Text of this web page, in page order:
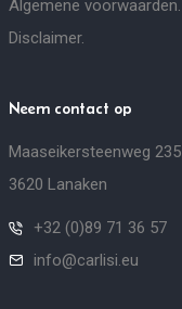
Algemene voorwaarden.
Disclaimer.
Neem contact op
Maaseikersteenweg 235
3620 Lanaken
+32 (0)89 71 36 57
info@carlisi.eu